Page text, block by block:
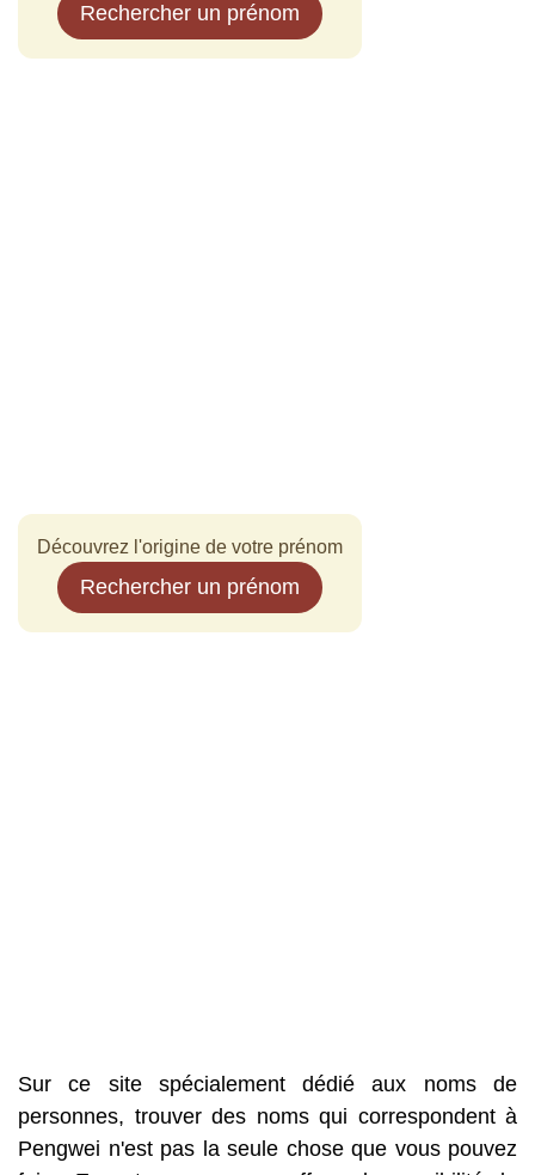
Rechercher un prénom
Découvrez l'origine de votre prénom
Rechercher un prénom
Sur ce site spécialement dédié aux noms de
personnes, trouver des noms qui correspondent à
Pengwei n'est pas la seule chose que vous pouvez